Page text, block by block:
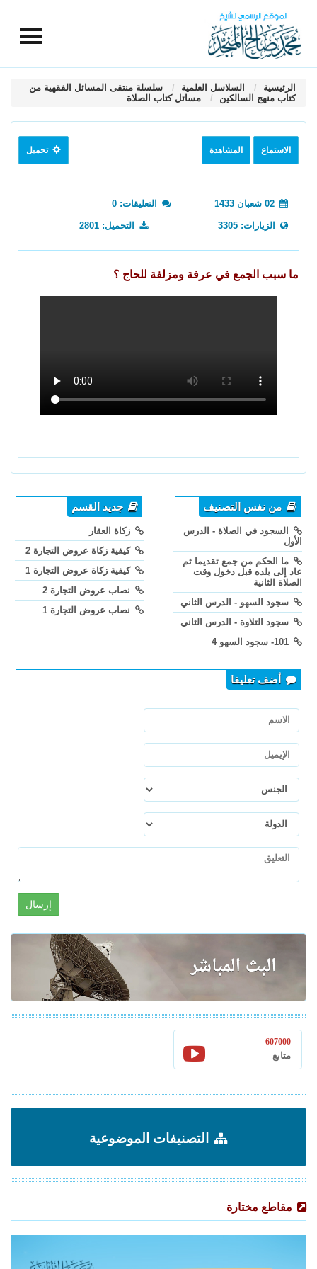
الرئيسية السلاسل العلمية
سلسلة منتقى المسائل الفقهية من
كتاب منهج السالكين
مسائل كتاب الصلاة
الاستماع المشاهدة تحميل
التعليقات: 0
الزيارات: 3305 التحميل: 2801
ما سبب الجمع في عرفة ومزلفة للحاج ؟
من نفس التصنيف
السجود في الصلاة - الدرس
الأول
ما الحكم من جمع تقديما ثم
عاد إلى بلده قبل دخول وقت
الصلاة الثانية
سجود السهو - الدرس الثاني
سجود التلاوة - الدرس الثاني
جديد القسم
زكاة العقار
كيفية زكاة عروض التجارة 2
كيفية زكاة عروض التجارة 1
نصاب عروض التجارة 2
نصاب عروض التجارة 1
أضف تعليقا
إرسال
607000
متابع
التصنيفات الموضوعية
مقاطع مختارة